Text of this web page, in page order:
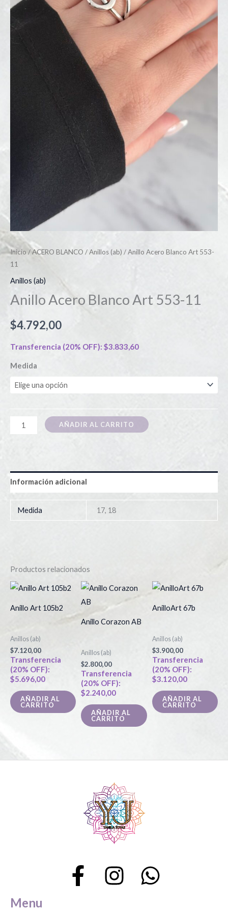
Inicio /ACERO BLANCO /Anillos (ab) / Anillo Acero Blanco Art 553-
11
Anillos (ab)
Anillo Acero Blanco Art 553-11
$4.792,00
Transferencia (20% OFF): $3.833,60
Medida
AÑADIR AL CARRITO
Información adicional
Medida 17, 18
Productos relacionados
Anillo Art 105b2
Anillos (ab)
$7.120,00
Transferencia
(20% OFF):
$5.696,00
AÑADIR AL
CARRITO
Anillo Corazon AB
Anillos (ab)
$2.800,00
Transferencia
(20% OFF):
$2.240,00
AÑADIR AL
CARRITO
AnilloArt 67b
Anillos (ab)
$3.900,00
Transferencia
(20% OFF):
$3.120,00
AÑADIR AL
CARRITO
Menu